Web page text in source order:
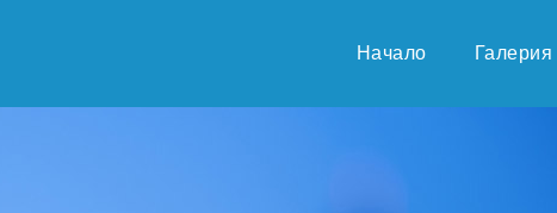
Начало Галерия